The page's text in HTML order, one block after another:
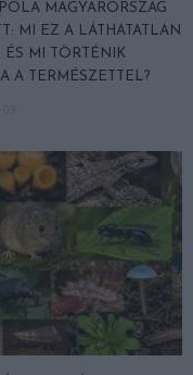
MAGYARORSZÁG
MI EZ A LÁTHATATLAN
ÉS MI TÖRTÉNIK
A TERMÉSZETTEL?